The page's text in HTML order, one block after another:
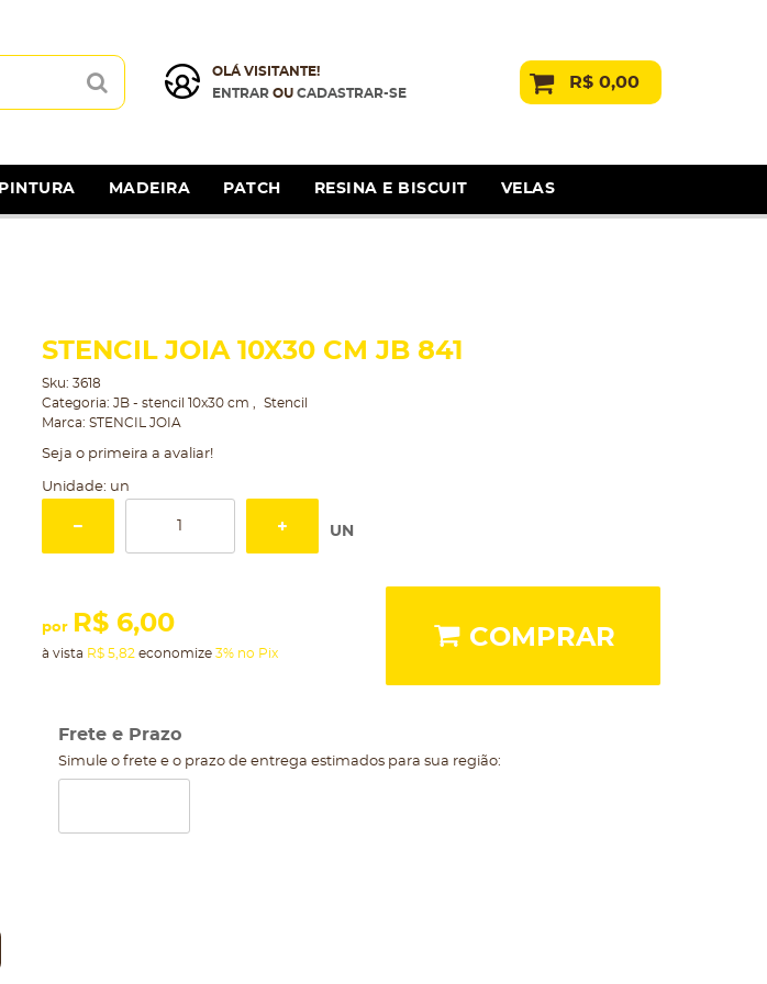
OLÁ VISITANTE!
ENTRAROU CADASTRAR-SE
R$ 0,00
PINTURA MADEIRA PATCH RESINA E BISCUIT VELAS
STENCIL JOIA 10X30 CM JB 841
Sku: 3618
Categoria: JB - stencil 10x30 cm
Stencil
Marca: STENCIL JOIA
Seja o primeira a avaliar!
Unidade: un
UN
por R$ 6,00
à vista R$ 5,82 economize 3% no Pix
COMPRAR
Frete e Prazo
Simule o frete e o prazo de entrega estimados para sua região: